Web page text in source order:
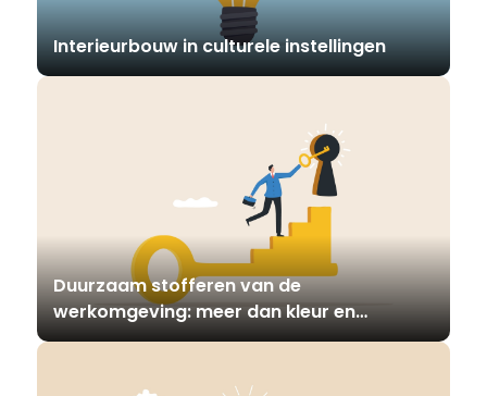
Interieurbouw in culturele instellingen
Duurzaam stofferen van de
werkomgeving: meer dan kleur en
materiaal